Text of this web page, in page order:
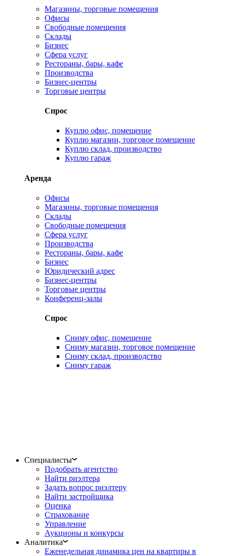
Магазины, торговые помещения
Офисы
Свободные помещения
Склады
Бизнес
Сфера услуг
Рестораны, бары, кафе
Производства
Бизнес-центры
Торговые центры
Спрос
Куплю офис, помещение
Куплю магазин, торговое помещение
Куплю склад, производство
Куплю гараж
Аренда
Офисы
Магазины, торговые помещения
Склады
Свободные помещения
Сфера услуг
Производства
Рестораны, бары, кафе
Бизнес
Юридический адрес
Бизнес-центры
Торговые центры
Конференц-залы
Спрос
Сниму офис, помещение
Сниму магазин, торговое помещение
Сниму склад, производство
Сниму гараж
Специалисты
Подобрать агентство
Найти риэлтера
Задать вопрос риэлтеру
Найти застройщика
Оценка
Страхование
Управление
Аукционы и конкурсы
Аналитика
Еженедельная динамика цен на квартиры в